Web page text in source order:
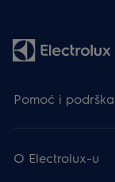
Pomoć i podrška
O Electrolux-u